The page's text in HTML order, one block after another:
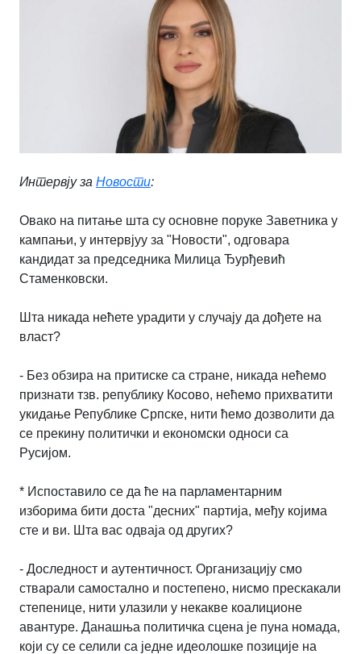
Интервју за Новости:
Овако на питање шта су основне поруке Заветника у
кампањи, у интервјуу за "Новости", одговара
кандидат за председника Милица Ђурђевић
Стаменковски.
Шта никада нећете урадити у случају да дођете на
власт?
- Без обзира на притиске са стране, никада нећемо
признати тзв. републику Косово, нећемо прихватити
укидање Републике Српске, нити ћемо дозволити да
се прекину политички и економски односи са
Русијом.
* Испоставило се да ће на парламентарним
изборима бити доста "десних" партија, међу којима
сте и ви. Шта вас одваја од других?
- Доследност и аутентичност. Организацију смо
стварали самостално и постепено, нисмо прескакали
степенице, нити улазили у некакве коалиционе
авантуре. Данашња политичка сцена је пуна номада,
који су се селили са једне идеолошке позиције на